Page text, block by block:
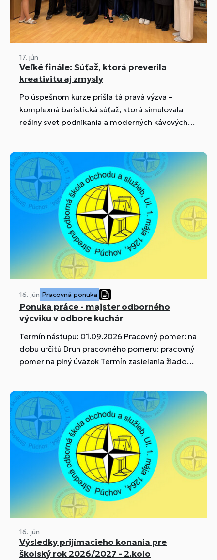
17. jún
Veľké finále: Súťaž, ktorá preverila
kreativitu aj zmysly
Po úspešnom kurze prišla tá pravá výzva –
komplexná baristická súťaž, ktorá simulovala
reálny svet podnikania a moderných kávových
16. jún Pracovná ponuka
Ponuka práce - majster odborného
výcviku v odbore kuchár
Termín nástupu: 01.09.2026 Pracovný pomer: na
dobu určitú Druh pracovného pomeru: pracovný
pomer na plný úväzok Termín zasielania žiadostí:
16. jún
Výsledky prijímacieho konania pre
školský rok 2026/2027 - 2.kolo